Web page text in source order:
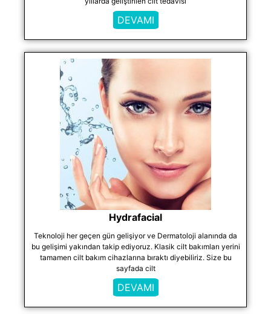
DEVAMI
Hydrafacial
Teknoloji her geçen gün gelişiyor ve Dermatoloji alanında da
bu gelişimi yakından takip ediyoruz. Klasik cilt bakımları yerini
tamamen cilt bakım cihazlarına bıraktı diyebiliriz. Size bu
sayfada cilt
DEVAMI